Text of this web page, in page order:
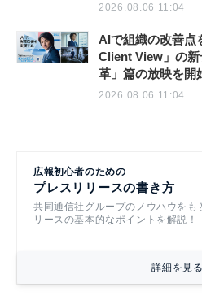
2026.08.06 11:04
AIで組織の改善点
Client View」の
革」篇の放映を開
2026.08.06 11:04
広報初心者のための
プレスリリースの書き方
共同通信社グループのノウハウをも
リースの基本的なポイントを解説！
詳細を見る